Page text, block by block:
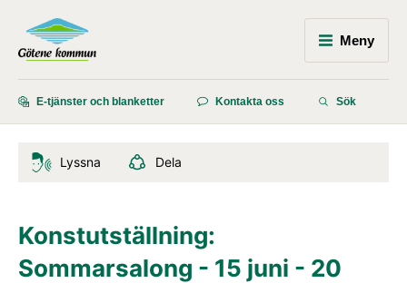
Meny
E-tjänster och blanketter Kontakta oss Sök
Lyssna Dela
Konstutställning:
Sommarsalong - 15 juni - 20